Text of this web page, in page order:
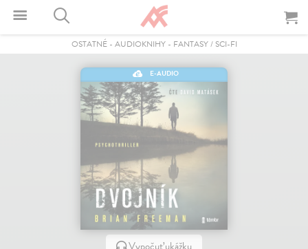
OSTATNÉ- AUDIOKNIHY- FANTASY / SCI-FI
E-AUDIO
Vypočuť ukážku